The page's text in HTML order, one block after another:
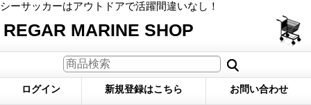
シーサッカーはアウトドアで活躍間違いなし！
REGAR MARINE SHOP
ログイン 新規登録はこちら お問い合わせ